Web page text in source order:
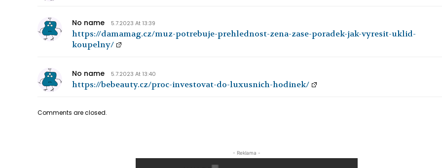
No name 5.7.2023 At 13:39
https://damamag.cz/muz-potrebuje-prehlednost-zena-zase-poradek-jak-vyresit-uklid-
koupelny/
No name 5.7.2023 At 13:40
https://bebeauty.cz/proc-investovat-do-luxusnich-hodinek/
Comments are closed.
- Reklama -